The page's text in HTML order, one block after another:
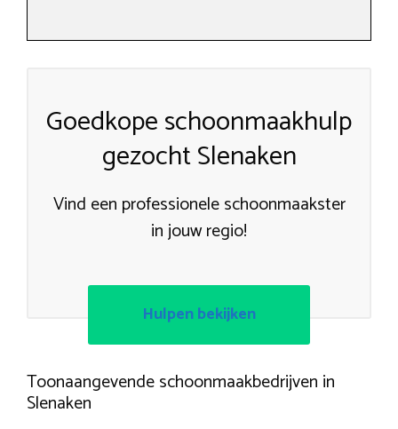
Goedkope schoonmaakhulp
gezocht Slenaken
Vind een professionele schoonmaakster
in jouw regio!
Hulpen bekijken
Toonaangevende schoonmaakbedrijven in
Slenaken